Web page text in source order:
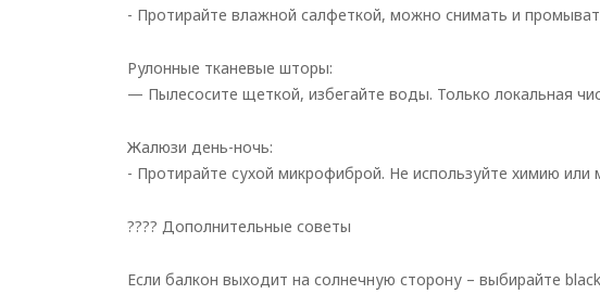
- Протирайте влажной салфеткой, можно снимать и
Рулонные тканевые шторы:
— Пылесосите щеткой, избегайте воды. Только локальная
Жалюзи день-ночь:
- Протирайте сухой микрофиброй. Не используйте химию
???? Дополнительные советы
Если балкон выходит на солнечную сторону – выбирайте